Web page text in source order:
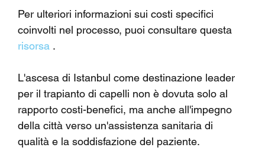
Per ulteriori informazioni sui costi specifici
coinvolti nel processo, puoi consultare questa
risorsa .
L'ascesa di Istanbul come destinazione leader
per il trapianto di capelli non è dovuta solo al
rapporto costi-benefici, ma anche all'impegno
della città verso un'assistenza sanitaria di
qualità e la soddisfazione del paziente.